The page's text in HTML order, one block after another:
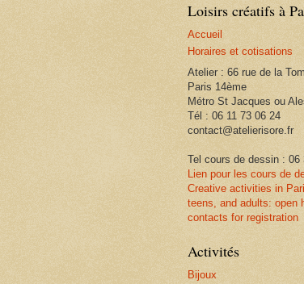
Loisirs créatifs à
Accueil
Horaires et cotisations
Atelier : 66 rue de la
Paris 14ème
Métro St Jacques ou
Tél : 06 11 73 06 24
contact@atelierisore.fr
Tel cours de dessin : 06
Lien pour les cours de
Creative activities in
teens, and adults: open
contacts for registration
Activités
Bijoux